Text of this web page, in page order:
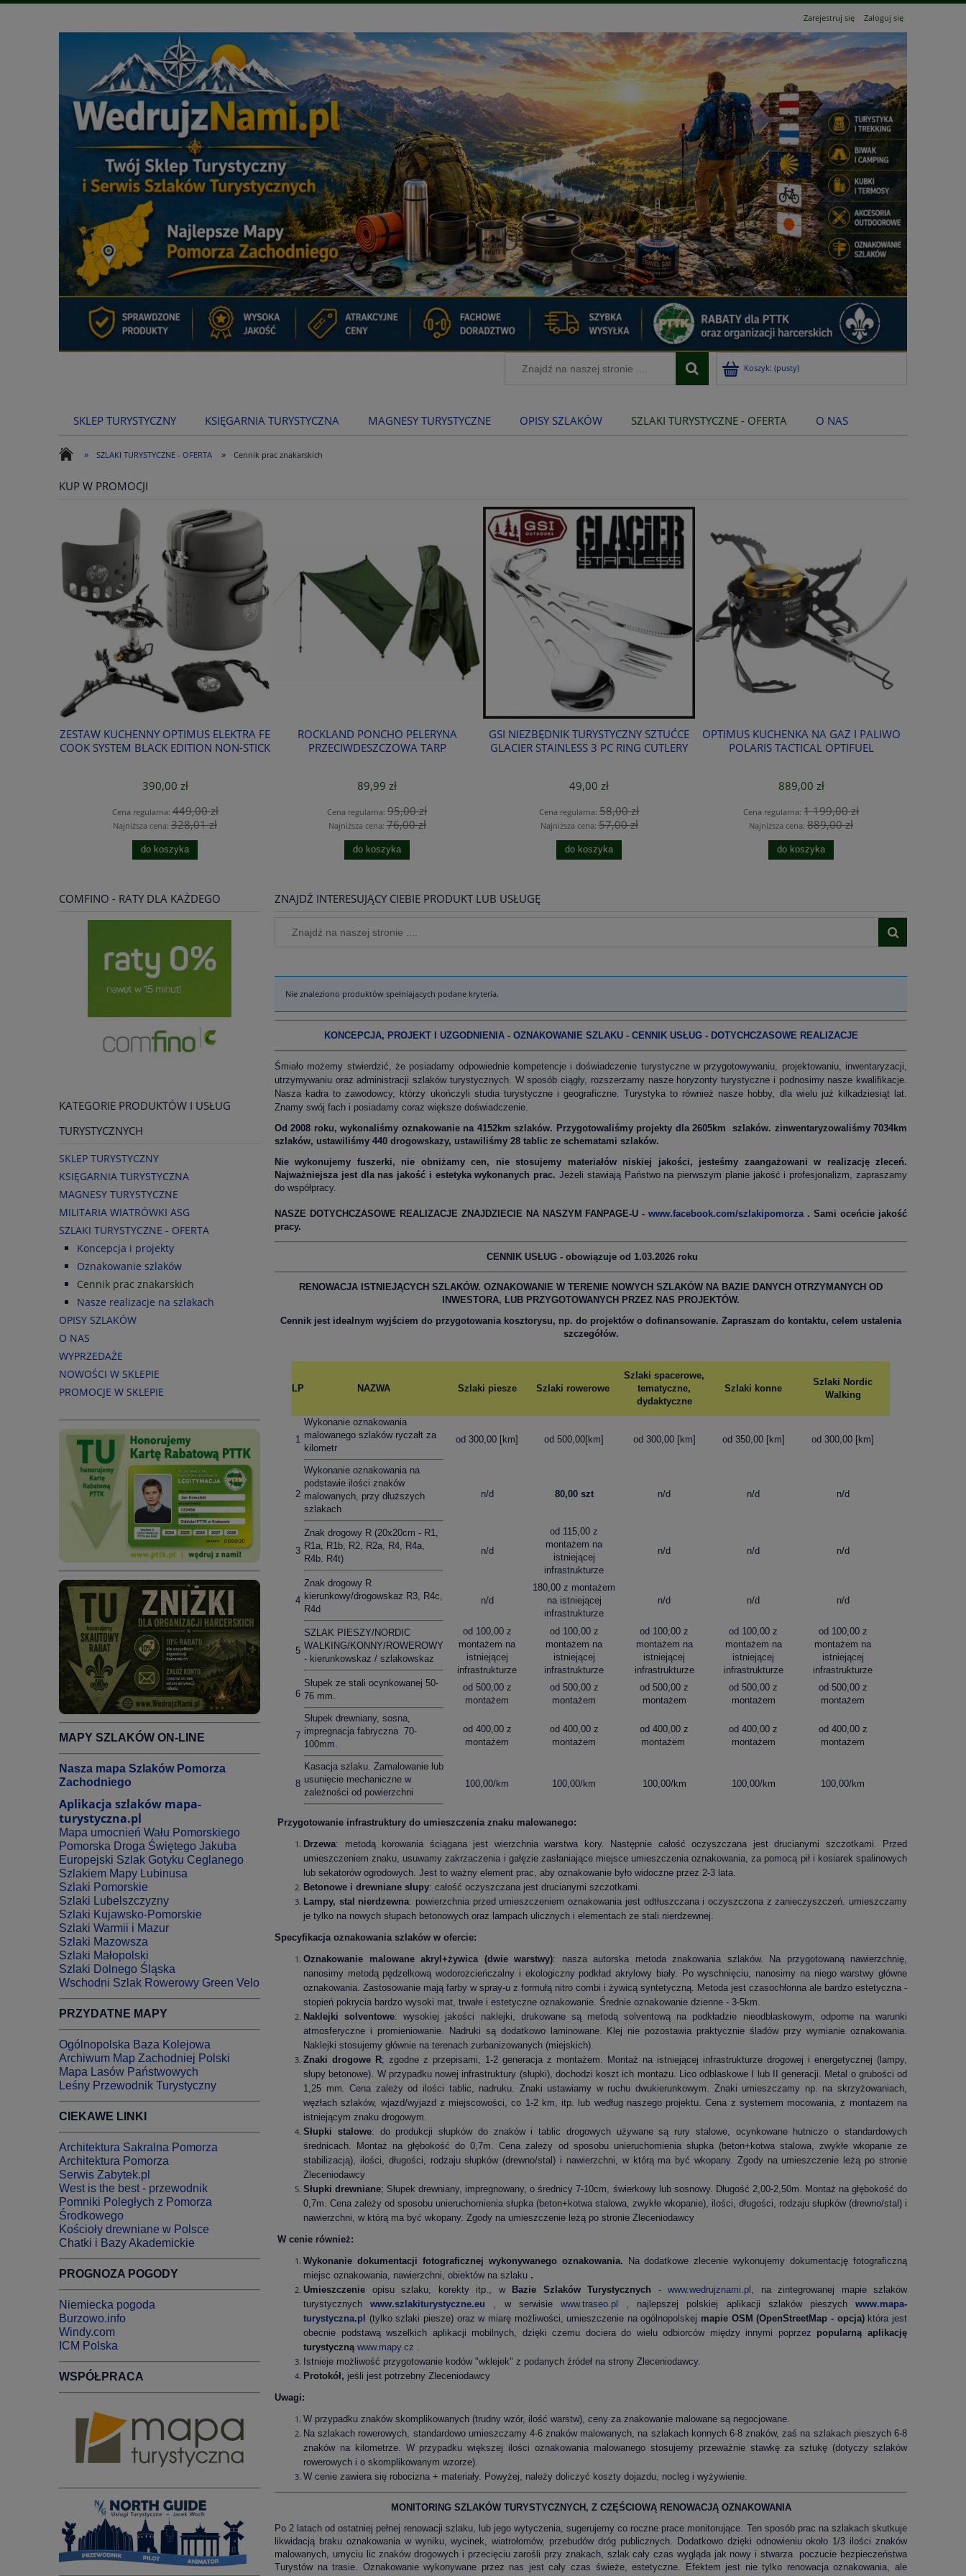
Zarejestruj się Zaloguj się
Koszyk: (pusty)
SKLEP TURYSTYCZNY KSIĘGARNIA TURYSTYCZNA MAGNESY TURYSTYCZNE OPISY SZLAKÓW SZLAKI TURYSTYCZNE - OFERTA O NAS
» SZLAKI TURYSTYCZNE - OFERTA » Cennik prac znakarskich
KUP W PROMOCJI
ZESTAW KUCHENNY OPTIMUS ELEKTRA FE
COOK SYSTEM BLACK EDITION NON-STICK
390,00 zł
Cena regularna: 449,00 zł
Najniższa cena: 328,01 zł
do koszyka
ROCKLAND PONCHO PELERYNA
PRZECIWDESZCZOWA TARP
89,99 zł
Cena regularna: 95,00 zł
Najniższa cena: 76,00 zł
do koszyka
GSI NIEZBĘDNIK TURYSTYCZNY SZTUĆCE
GLACIER STAINLESS 3 PC RING CUTLERY
49,00 zł
Cena regularna: 58,00 zł
Najniższa cena: 57,00 zł
do koszyka
OPTIMUS KUCHENKA NA GAZ I PALIWO
POLARIS TACTICAL OPTIFUEL
889,00 zł
Cena regularna: 1 199,00 zł
Najniższa cena: 889,00 zł
do koszyka
COMFINO - RATY DLA KAŻDEGO
KATEGORIE PRODUKTÓW I USŁUG
TURYSTYCZNYCH
SKLEP TURYSTYCZNY
KSIĘGARNIA TURYSTYCZNA
MAGNESY TURYSTYCZNE
MILITARIA WIATRÓWKI ASG
SZLAKI TURYSTYCZNE - OFERTA
Koncepcja i projekty
Oznakowanie szlaków
Cennik prac znakarskich
Nasze realizacje na szlakach
OPISY SZLAKÓW
O NAS
WYPRZEDAŻE
NOWOŚCI W SKLEPIE
PROMOCJE W SKLEPIE
MAPY SZLAKÓW ON-LINE
Nasza mapa Szlaków Pomorza
Zachodniego
Aplikacja szlaków mapa-
turystyczna.pl
Mapa umocnień Wału Pomorskiego
Pomorska Droga Świętego Jakuba
Europejski Szlak Gotyku Ceglanego
Szlakiem Mapy Lubinusa
Szlaki Pomorskie
Szlaki Lubelszczyzny
Szlaki Kujawsko-Pomorskie
Szlaki Warmii i Mazur
Szlaki Mazowsza
Szlaki Małopolski
Szlaki Dolnego Śląska
Wschodni Szlak Rowerowy Green Velo
PRZYDATNE MAPY
Ogólnopolska Baza Kolejowa
Archiwum Map Zachodniej Polski
Mapa Lasów Państwowych
Leśny Przewodnik Turystyczny
CIEKAWE LINKI
Architektura Sakralna Pomorza
Architektura Pomorza
Serwis Zabytek.pl
West is the best - przewodnik
Pomniki Poległych z Pomorza
Środkowego
Kościoły drewniane w Polsce
Chatki i Bazy Akademickie
PROGNOZA POGODY
Niemiecka pogoda
Burzowo.info
Windy.com
ICM Polska
WSPÓŁPRACA
ZNAJDŹ INTERESUJĄCY CIEBIE PRODUKT LUB USŁUGĘ
Nie znaleziono produktów spełniających podane kryteria.
KONCEPCJA, PROJEKT I UZGODNIENIA- OZNAKOWANIE SZLAKU- CENNIK USŁUG- DOTYCHCZASOWE REALIZACJE
Śmiało możemy stwierdzić, że posiadamy odpowiednie kompetencje i doświadczenie turystyczne w przygotowywaniu, projektowaniu, inwentaryzacji,
utrzymywaniu oraz administracji szlaków turystycznych. W sposób ciągły, rozszerzamy nasze horyzonty turystyczne i podnosimy nasze kwalifikacje.
Nasza kadra to zawodowcy, którzy ukończyli studia turystyczne i geograficzne. Turystyka to również nasze hobby, dla wielu już kilkadziesiąt lat.
Znamy swój fach i posiadamy coraz większe doświadczenie.
Od 2008 roku, wykonaliśmy oznakowanie na 4152km szlaków. Przygotowaliśmy projekty dla 2605km szlaków. zinwentaryzowaliśmy 7034km
szlaków, ustawiliśmy 440 drogowskazy, ustawiliśmy 28 tablic ze schematami szlaków.
Nie wykonujemy fuszerki, nie obniżamy cen, nie stosujemy materiałów niskiej jakości, jesteśmy zaangażowani w realizację zleceń.
Najważniejsza jest dla nas jakość i estetyka wykonanych prac. Jeżeli stawiają Państwo na pierwszym planie jakość i profesjonalizm, zapraszamy
do współpracy.
NASZE DOTYCHCZASOWE REALIZACJE ZNAJDZIECIE NA NASZYM FANPAGE-U -www.facebook.com/szlakipomorza. Sami oceńcie jakość
pracy.
CENNIK USŁUG - obowiązuje od 1.03.2026 roku
RENOWACJA ISTNIEJĄCYCH SZLAKÓW. OZNAKOWANIE W TERENIE NOWYCH SZLAKÓW NA BAZIE DANYCH OTRZYMANYCH OD
INWESTORA, LUB PRZYGOTOWANYCH PRZEZ NAS PROJEKTÓW.
Cennik jest idealnym wyjściem do przygotowania kosztorysu, np. do projektów o dofinansowanie. Zapraszam do kontaktu, celem ustalenia
szczegółów.
LP NAZWA Szlaki piesze Szlaki rowerowe
Szlaki spacerowe,
tematyczne,
dydaktyczne
Szlaki konne
Szlaki Nordic
Walking
1
Wykonanie oznakowania
malowanego szlaków ryczałt za
kilometr
od 300,00 [km] od 500,00[km] od 300,00 [km] od 350,00 [km] od 300,00 [km]
2
Wykonanie oznakowania na
podstawie ilości znaków
malowanych, przy dłuższych
szlakach
n/d 80,00 szt n/d n/d n/d
3
Znak drogowy R (20x20cm - R1,
R1a, R1b, R2, R2a, R4, R4a,
R4b. R4t)
n/d
od 115,00 z
montażem na
istniejącej
infrastrukturze
n/d n/d n/d
4
Znak drogowy R
kierunkowy/drogowskaz R3, R4c,
R4d
n/d
180,00 z montażem
na istniejącej
infrastrukturze
n/d n/d n/d
5
SZLAK PIESZY/NORDIC
WALKING/KONNY/ROWEROWY
- kierunkowskaz / szlakowskaz
od 100,00 z
montażem na
istniejącej
infrastrukturze
od 100,00 z
montażem na
istniejącej
infrastrukturze
od 100,00 z
montażem na
istniejącej
infrastrukturze
od 100,00 z
montażem na
istniejącej
infrastrukturze
od 100,00 z
montażem na
istniejącej
infrastrukturze
6
Słupek ze stali ocynkowanej 50-
76 mm.
od 500,00 z
montażem
od 500,00 z
montażem
od 500,00 z
montażem
od 500,00 z
montażem
od 500,00 z
montażem
7
Słupek drewniany, sosna,
impregnacja fabryczna 70-
100mm.
od 400,00 z
montażem
od 400,00 z
montażem
od 400,00 z
montażem
od 400,00 z
montażem
od 400,00 z
montażem
8
Kasacja szlaku. Zamalowanie lub
usunięcie mechaniczne w
zależności od powierzchni
100,00/km 100,00/km 100,00/km 100,00/km 100,00/km
Przygotowanie infrastruktury do umieszczenia znaku malowanego:
Drzewa: metodą korowania ściągana jest wierzchnia warstwa kory. Następnie całość oczyszczana jest drucianymi szczotkami. Przed
umieszczeniem znaku, usuwamy zakrzaczenia i gałęzie zasłaniające miejsce umieszczenia oznakowania, za pomocą pił i kosiarek spalinowych
lub sekatorów ogrodowych. Jest to ważny element prac, aby oznakowanie było widoczne przez 2-3 lata.
Betonowe i drewniane słupy: całość oczyszczana jest drucianymi szczotkami.
Lampy, stal nierdzewna: powierzchnia przed umieszczeniem oznakowania jest odtłuszczana i oczyszczona z zanieczyszczeń. umieszczamy
je tylko na nowych słupach betonowych oraz lampach ulicznych i elementach ze stali nierdzewnej.
Specyfikacja oznakowania szlaków w ofercie:
Oznakowanie malowane akryl+żywica (dwie warstwy): nasza autorska metoda znakowania szlaków. Na przygotowaną nawierzchnię,
nanosimy metodą pędzelkową wodorozcieńczalny i ekologiczny podkład akrylowy biały. Po wyschnięciu, nanosimy na niego warstwy główne
oznakowania. Zastosowanie mają farby w spray-u z formułą nitro combi i żywicą syntetyczną. Metoda jest czasochłonna ale bardzo estetyczna -
stopień pokrycia bardzo wysoki mat, trwałe i estetyczne oznakowanie. Średnie oznakowanie dzienne - 3-5km.
Naklejki solventowe: wysokiej jakości naklejki, drukowane są metodą solventową na podkładzie nieodblaskowym, odporne na warunki
atmosferyczne i promieniowanie. Nadruki są dodatkowo laminowane. Klej nie pozostawia praktycznie śladów przy wymianie oznakowania.
Naklejki stosujemy głównie na terenach zurbanizowanych (miejskich).
Znaki drogowe R; zgodne z przepisami, 1-2 generacja z montażem. Montaż na istniejącej infrastrukturze drogowej i energetycznej (lampy,
słupy betonowe). W przypadku nowej infrastruktury (słupki), dochodzi koszt ich montażu. Lico odblaskowe I lub II generacji. Metal o grubości od
1,25 mm. Cena zależy od ilości tablic, nadruku. Znaki ustawiamy w ruchu dwukierunkowym. Znaki umieszczamy np. na skrzyżowaniach,
węzłach szlaków, wjazd/wyjazd z miejscowości, co 1-2 km, itp. lub według naszego projektu. Cena z systemem mocowania, z montażem na
istniejącym znaku drogowym.
Słupki stalowe: do produkcji słupków do znaków i tablic drogowych używane są rury stalowe, ocynkowane hutniczo o standardowych
średnicach. Montaż na głębokość do 0,7m. Cena zależy od sposobu unieruchomienia słupka (beton+kotwa stalowa, zwykłe wkopanie ze
stabilizacją), ilości, długości, rodzaju słupków (drewno/stal) i nawierzchni, w którą ma być wkopany. Zgody na umieszczenie leżą po stronie
Zleceniodawcy
Słupki drewniane; Słupek drewniany, impregnowany, o średnicy 7-10cm, świerkowy lub sosnowy. Długość 2,00-2,50m. Montaż na głębokość do
0,7m. Cena zależy od sposobu unieruchomienia słupka (beton+kotwa stalowa, zwykłe wkopanie), ilości, długości, rodzaju słupków (drewno/stal) i
nawierzchni, w którą ma być wkopany. Zgody na umieszczenie leżą po stronie Zleceniodawcy
W cenie również:
Wykonanie dokumentacji fotograficznej wykonywanego oznakowania.
Na dodatkowe zlecenie wykonujemy dokumentację fotograficzną
miejsc oznakowania, nawierzchni, obiektów na szlaku .
Umieszczenie opisu szlaku, korekty itp., w Bazie Szlaków Turystycznych - www.wedrujznami.pl, na zintegrowanej mapie szlaków
turystycznychwww.szlakiturystyczne.eu , w serwisie www.traseo.pl , najlepszej polskiej aplikacji szlaków pieszychwww.mapa-
turystyczna.pl
(tylko szlaki piesze) oraz w miarę możliwości, umieszczenie na ogólnopolskej mapie OSM (OpenStreetMap - opcja)która jest
obecnie podstawą wszelkich aplikacji mobilnych, dzięki czemu dociera do wielu odbiorców między innymi poprzez popularną aplikację
turystyczną www.mapy.cz .
Istnieje możliwość przygotowanie kodów "wklejek" z podanych źródeł na strony Zleceniodawcy.
Protokół, jeśli jest potrzebny Zleceniodawcy
Uwagi:
W przypadku znaków skomplikowanych (trudny wzór, ilość warstw), ceny za znakowanie malowane są negocjowane.
Na szlakach rowerowych, standardowo umieszczamy 4-6 znaków malowanych, na szlakach konnych 6-8 znaków, zaś na szlakach pieszych 6-8
znaków na kilometrze. W przypadku większej ilości oznakowania malowanego stosujemy przeważnie stawkę za sztukę (dotyczy szlaków
rowerowych i o skomplikowanym wzorze).
W cenie zawiera się robocizna + materiały. Powyżej, należy doliczyć koszty dojazdu, nocleg i wyżywienie.
MONITORING SZLAKÓW TURYSTYCZNYCH, Z CZĘŚCIOWĄ RENOWACJĄ OZNAKOWANIA
Po 2 latach od ostatniej pełnej renowacji szlaku, lub jego wytyczenia, sugerujemy co roczne prace monitorujące. Ten sposób prac na szlakach skutkuje
likwidacją braku oznakowania w wyniku, wycinek, wiatrołomów, przebudów dróg publicznych. Dodatkowo dzięki odnowieniu około 1/3 ilości znaków
malowanych, umyciu lic znaków drogowych i przecięciu zarośli przy znakach, szlak cały czas wygląda jak nowy i stwarza poczucie bezpieczeństwa
Turystów na trasie. Oznakowanie wykonywane przez nas jest cały czas świeże, estetyczne. Efektem jest nie tylko renowacja oznakowania, ale